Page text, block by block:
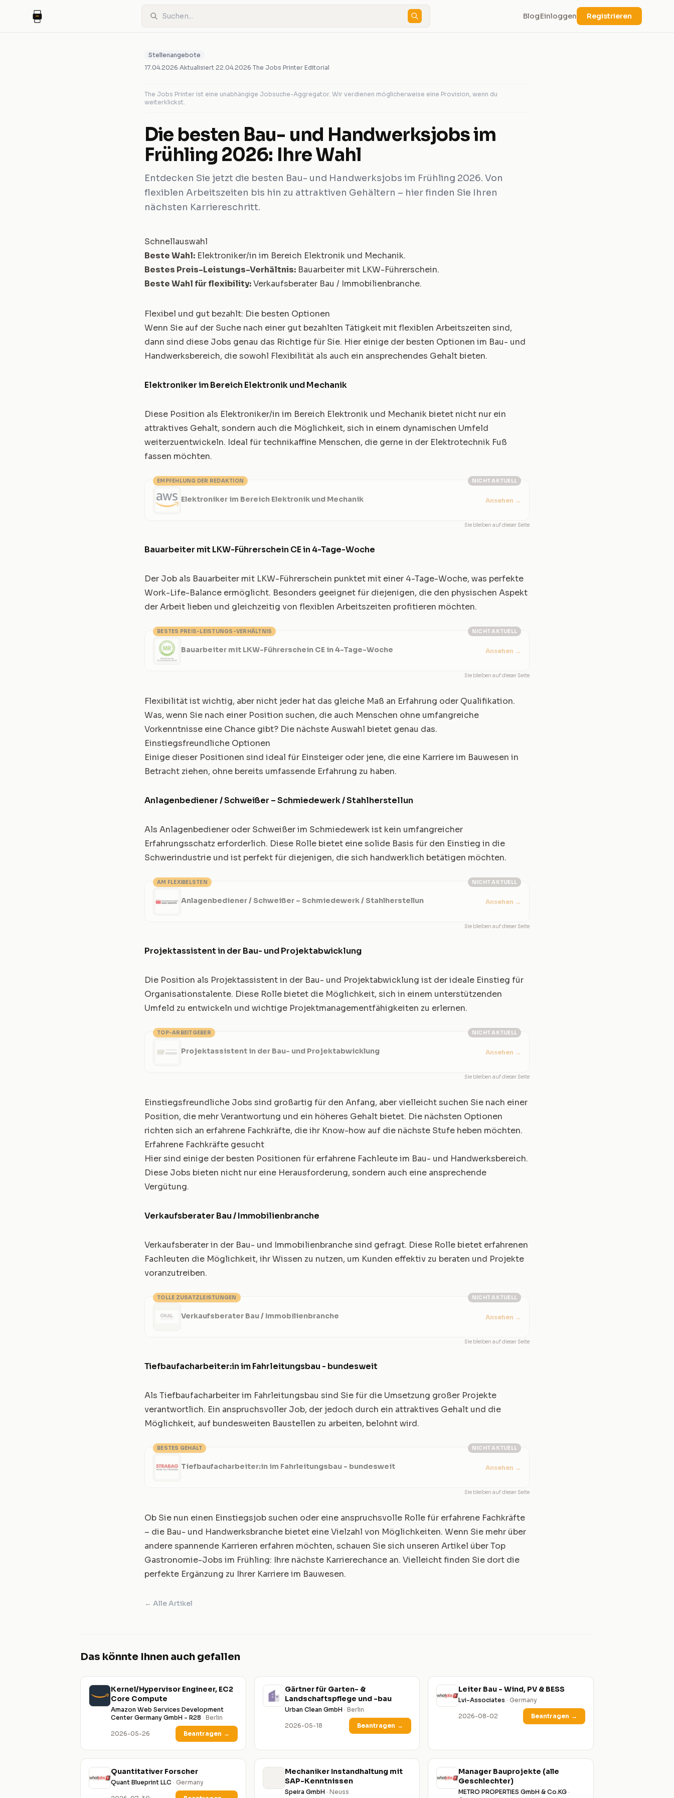
BlogEinloggen Registrieren
Stellenangebote
17.04.2026·Aktualisiert 22.04.2026·The Jobs Printer Editorial
The Jobs Printer ist eine unabhängige Jobsuche-Aggregator. Wir verdienen möglicherweise eine Provision, wenn du
weiterklickst.
Die besten Bau- und Handwerksjobs im
Frühling 2026: Ihre Wahl
Entdecken Sie jetzt die besten Bau- und Handwerksjobs im Frühling 2026. Von
flexiblen Arbeitszeiten bis hin zu attraktiven Gehältern – hier finden Sie Ihren
nächsten Karriereschritt.
Schnellauswahl
Beste Wahl: Elektroniker/in im Bereich Elektronik und Mechanik.
Bestes Preis-Leistungs-Verhältnis: Bauarbeiter mit LKW-Führerschein.
Beste Wahl für flexibility:Verkaufsberater Bau / Immobilienbranche.
Flexibel und gut bezahlt: Die besten Optionen
Wenn Sie auf der Suche nach einer gut bezahlten Tätigkeit mit flexiblen Arbeitszeiten sind,
dann sind diese Jobs genau das Richtige für Sie. Hier einige der besten Optionen im Bau- und
Handwerksbereich, die sowohl Flexibilität als auch ein ansprechendes Gehalt bieten.
Elektroniker im Bereich Elektronik und Mechanik
Diese Position als Elektroniker/in im Bereich Elektronik und Mechanik bietet nicht nur ein
attraktives Gehalt, sondern auch die Möglichkeit, sich in einem dynamischen Umfeld
weiterzuentwickeln. Ideal für technikaffine Menschen, die gerne in der Elektrotechnik Fuß
fassen möchten.
NICHT AKTUELL
EMPFEHLUNG DER REDAKTION
Elektroniker im Bereich Elektronik und Mechanik Ansehen →
Sie bleiben auf dieser Seite
Bauarbeiter mit LKW-Führerschein CE in 4-Tage-Woche
Der Job als Bauarbeiter mit LKW-Führerschein punktet mit einer 4-Tage-Woche, was perfekte
Work-Life-Balance ermöglicht. Besonders geeignet für diejenigen, die den physischen Aspekt
der Arbeit lieben und gleichzeitig von flexiblen Arbeitszeiten profitieren möchten.
NICHT AKTUELL
BESTES PREIS-LEISTUNGS-VERHÄLTNIS
Bauarbeiter mit LKW-Führerschein CE in 4-Tage-Woche Ansehen →
Sie bleiben auf dieser Seite
Flexibilität ist wichtig, aber nicht jeder hat das gleiche Maß an Erfahrung oder Qualifikation.
Was, wenn Sie nach einer Position suchen, die auch Menschen ohne umfangreiche
Vorkenntnisse eine Chance gibt? Die nächste Auswahl bietet genau das.
Einstiegsfreundliche Optionen
Einige dieser Positionen sind ideal für Einsteiger oder jene, die eine Karriere im Bauwesen in
Betracht ziehen, ohne bereits umfassende Erfahrung zu haben.
Anlagenbediener / Schweißer – Schmiedewerk / Stahlherstellun
Als Anlagenbediener oder Schweißer im Schmiedewerk ist kein umfangreicher
Erfahrungsschatz erforderlich. Diese Rolle bietet eine solide Basis für den Einstieg in die
Schwerindustrie und ist perfekt für diejenigen, die sich handwerklich betätigen möchten.
NICHT AKTUELL
AM FLEXIBELSTEN
Anlagenbediener / Schweißer – Schmiedewerk / Stahlherstellun Ansehen →
Sie bleiben auf dieser Seite
Projektassistent in der Bau- und Projektabwicklung
Die Position als Projektassistent in der Bau- und Projektabwicklung ist der ideale Einstieg für
Organisationstalente. Diese Rolle bietet die Möglichkeit, sich in einem unterstützenden
Umfeld zu entwickeln und wichtige Projektmanagementfähigkeiten zu erlernen.
NICHT AKTUELL
TOP-ARBEITGEBER
Projektassistent in der Bau- und Projektabwicklung Ansehen →
Sie bleiben auf dieser Seite
Einstiegsfreundliche Jobs sind großartig für den Anfang, aber vielleicht suchen Sie nach einer
Position, die mehr Verantwortung und ein höheres Gehalt bietet. Die nächsten Optionen
richten sich an erfahrene Fachkräfte, die ihr Know-how auf die nächste Stufe heben möchten.
Erfahrene Fachkräfte gesucht
Hier sind einige der besten Positionen für erfahrene Fachleute im Bau- und Handwerksbereich.
Diese Jobs bieten nicht nur eine Herausforderung, sondern auch eine ansprechende
Vergütung.
Verkaufsberater Bau / Immobilienbranche
Verkaufsberater in der Bau- und Immobilienbranche sind gefragt. Diese Rolle bietet erfahrenen
Fachleuten die Möglichkeit, ihr Wissen zu nutzen, um Kunden effektiv zu beraten und Projekte
voranzutreiben.
NICHT AKTUELL
TOLLE ZUSATZLEISTUNGEN
Verkaufsberater Bau / Immobilienbranche Ansehen →
Sie bleiben auf dieser Seite
Tiefbaufacharbeiter:in im Fahrleitungsbau - bundesweit
Als Tiefbaufacharbeiter im Fahrleitungsbau sind Sie für die Umsetzung großer Projekte
verantwortlich. Ein anspruchsvoller Job, der jedoch durch ein attraktives Gehalt und die
Möglichkeit, auf bundesweiten Baustellen zu arbeiten, belohnt wird.
NICHT AKTUELL
BESTES GEHALT
Tiefbaufacharbeiter:in im Fahrleitungsbau - bundesweit Ansehen →
Sie bleiben auf dieser Seite
Ob Sie nun einen Einstiegsjob suchen oder eine anspruchsvolle Rolle für erfahrene Fachkräfte
– die Bau- und Handwerksbranche bietet eine Vielzahl von Möglichkeiten. Wenn Sie mehr über
andere spannende Karrieren erfahren möchten, schauen Sie sich unseren Artikel überTop
Gastronomie-Jobs im Frühling: Ihre nächste Karrierechance an. Vielleicht finden Sie dort die
perfekte Ergänzung zu Ihrer Karriere im Bauwesen.
← Alle Artikel
Das könnte Ihnen auch gefallen
Kernel/Hypervisor Engineer, EC2
Core Compute
Amazon Web Services Development
Center Germany GmbH - R28 · Berlin
2026-05-26 Beantragen →
Gärtner für Garten- &
Landschaftspflege und -bau
Urban Clean GmbH· Berlin
2026-05-18 Beantragen →
Leiter Bau - Wind, PV & BESS
Lvi-Associates · Germany
2026-08-02 Beantragen →
Quantitativer Forscher
Quant Blueprint LLC · Germany
Mechaniker Instandhaltung mit
SAP-Kenntnissen
Speira GmbH· Neuss
Manager Bauprojekte (alle
Geschlechter)
METRO PROPERTIES GmbH & Co.KG ·